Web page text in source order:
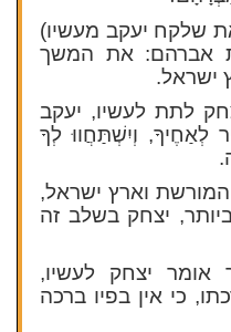
שלקח יעקב מעשיו)
אברהם: את המשך
ישראל.
לתת לעשיו, יעקב
לְאַחֶיךָ, וְיִשְׁתַּחֲווּ לְךָ
וארץ ישראל,
יצחק בשלב זה
יצחק לעשיו,
כי אין בפיו ברכה